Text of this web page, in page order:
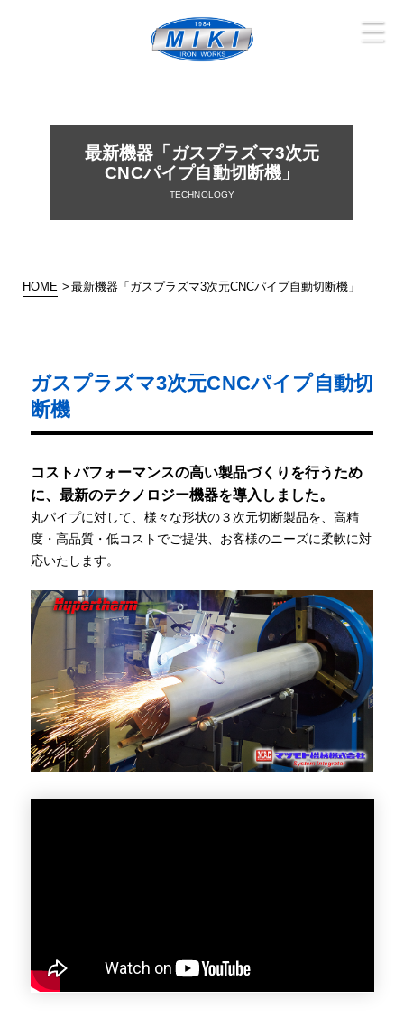
最新機器「ガスプラズマ3次元
CNCパイプ自動切断機」
HOME 最新機器「ガスプラズマ3次元CNCパイプ自動切断機」
ガスプラズマ3次元CNCパイプ自動切
断機
コストパフォーマンスの高い製品づくりを行うため
に、最新のテクノロジー機器を導入しました。
丸パイプに対して、様々な形状の３次元切断製品を、高精
度・高品質・低コストでご提供、お客様のニーズに柔軟に対
応いたします。